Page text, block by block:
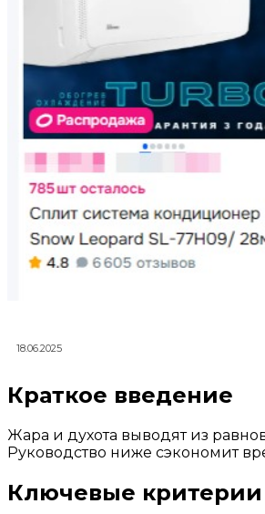
18.06.2025
Краткое введение
Жара и духота выводят из
Руководство ниже сэкономит
Ключевые